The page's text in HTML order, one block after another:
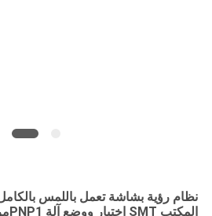
المكتب SMT اختيار ووضع آلة PNP
1